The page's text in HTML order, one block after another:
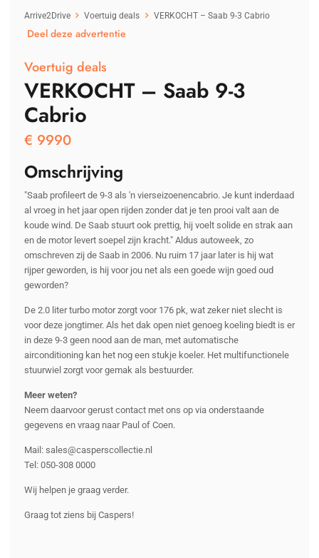
Arrive2Drive Voertuig deals VERKOCHT – Saab 9-3 Cabrio
Deel deze advertentie
Voertuig deals
VERKOCHT – Saab 9-3
Cabrio
€ 9990
Omschrijving
"Saab profileert de 9-3 als 'n vierseizoenencabrio. Je kunt inderdaad
al vroeg in het jaar open rijden zonder dat je ten prooi valt aan de
koude wind. De Saab stuurt ook prettig, hij voelt solide en strak aan
en de motor levert soepel zijn kracht." Aldus autoweek, zo
omschreven zij de Saab in 2006. Nu ruim 17 jaar later is hij wat
rijper geworden, is hij voor jou net als een goede wijn goed oud
geworden?
De 2.0 liter turbo motor zorgt voor 176 pk, wat zeker niet slecht is
voor deze jongtimer. Als het dak open niet genoeg koeling biedt is er
in deze 9-3 geen nood aan de man, met automatische
airconditioning kan het nog een stukje koeler. Het multifunctionele
stuurwiel zorgt voor gemak als bestuurder.
Meer weten?
Neem daarvoor gerust contact met ons op via onderstaande
gegevens en vraag naar Paul of Coen.
Mail: sales@casperscollectie.nl
Tel: 050-308 0000
Wij helpen je graag verder.
Graag tot ziens bij Caspers!